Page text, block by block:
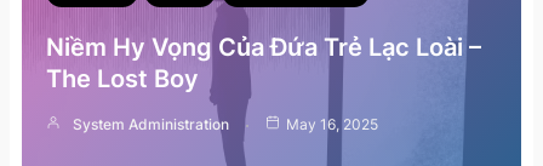
Niềm Hy Vọng Của Đứa Trẻ Lạc Loài –
The Lost Boy
System Administration May 16, 2025